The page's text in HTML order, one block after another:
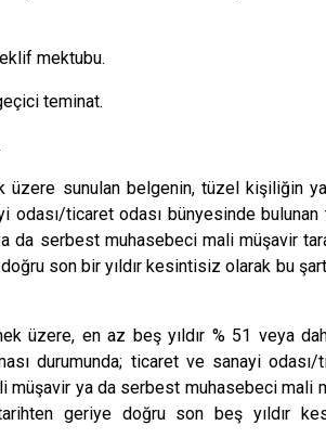
mektubu.
teminat.
sunulan belgenin, tüzel kişiliğin
odası/ticaret odası bünyesinde
serbest muhasebeci mali müşavir
son bir yıldır kesintisiz olarak bu
üzere, en az beş yıldır % 51 veya
durumunda; ticaret ve sanayi
ya da serbest muhasebeci mali
geriye doğru son beş yıldır